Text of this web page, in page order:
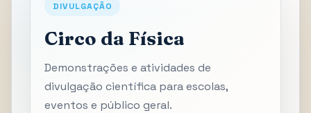
DIVULGAÇÃO
Circo da Física
Demonstrações e atividades de
divulgação científica para escolas,
eventos e público geral.